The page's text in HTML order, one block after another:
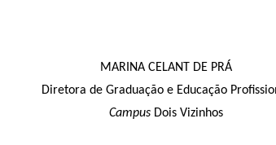
MARINA CELANT DE PRÁ
Diretora de Graduação e Educação
Campus Dois Vizinhos